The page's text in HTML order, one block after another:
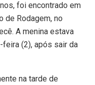
foi encontrado em
de Rodagem, no
A menina estava
(2), após sair da
na tarde de